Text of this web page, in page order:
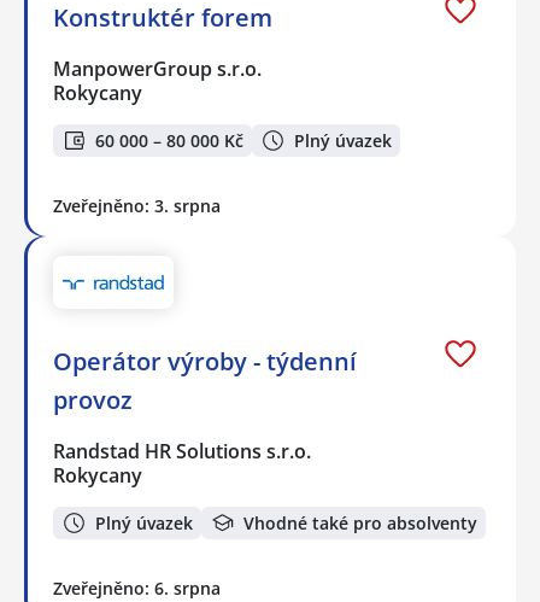
Konstruktér forem
ManpowerGroup s.r.o.
Rokycany
60 000 – 80 000 Kč Plný úvazek
Zveřejněno: 3. srpna
Operátor výroby - týdenní
provoz
Randstad HR Solutions s.r.o.
Rokycany
Plný úvazek Vhodné také pro absolventy
Zveřejněno: 6. srpna